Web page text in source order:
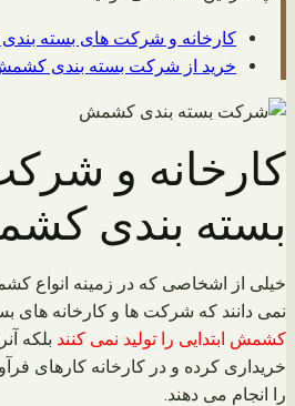
کارخانه و شرکت های بسته
خرید از شرکت بسته بندی
کارخانه و
بسته بندی
خیلی از اشخاصی که در زمینه انواع
نمی دانند که شرکت ها و کارخانه های
کشمش ابتدایی را تولید نمی کنند بلکه
خریداری کرده و در کارخانه کارهای
را انجام می دهند.